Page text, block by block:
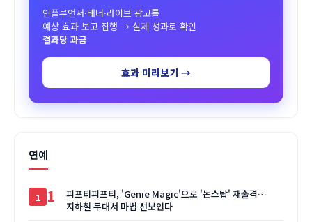
인플루언서·배너·라이브 광고를
예상 효과 보고 집행 → 실제 성과로 확인
결과당 과금
효과 미리보기 →
연예
1
피프티피프티, 'Genie Magic'으로 '논스탑' 재출격…
지하철 무대서 마법 선보인다